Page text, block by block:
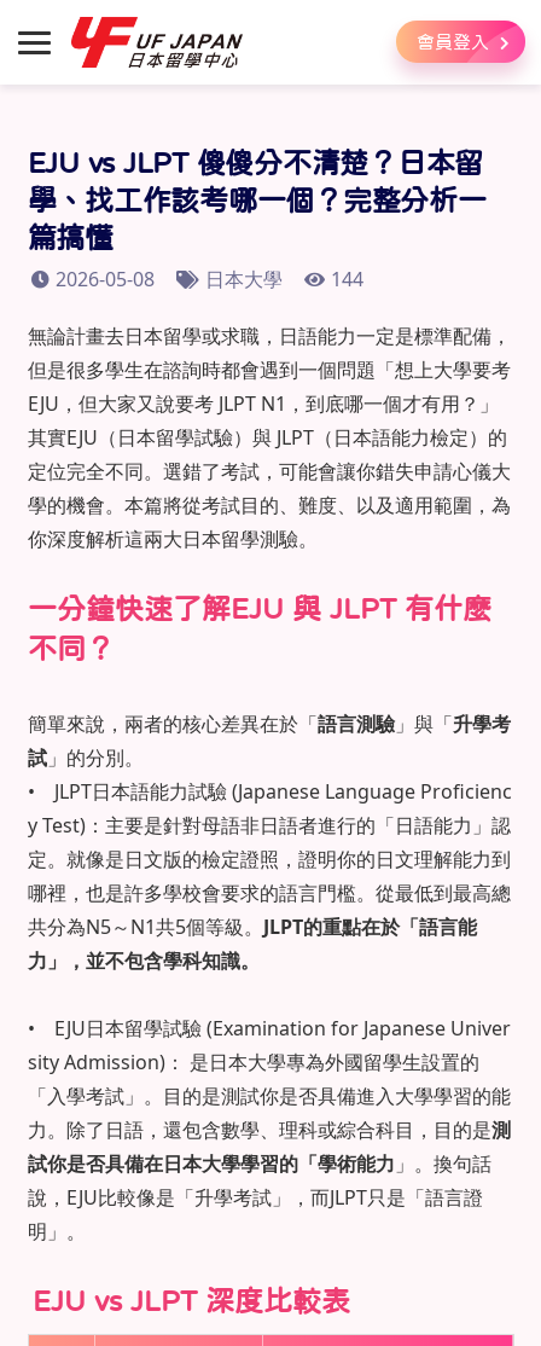
會員登入
EJU vs JLPT 傻傻分不清楚？日本留
學、找工作該考哪一個？完整分析一
篇搞懂
2026-05-08 日本大學 144
無論計畫去日本留學或求職，日語能力一定是標準配備，
但是很多學生在諮詢時都會遇到一個問題「想上大學要考
EJU，但大家又說要考 JLPT N1，到底哪一個才有用？」
其實EJU（日本留學試驗）與 JLPT（日本語能力檢定）的
定位完全不同。選錯了考試，可能會讓你錯失申請心儀大
學的機會。本篇將從考試目的、難度、以及適用範圍，為
你深度解析這兩大日本留學測驗。
一分鐘快速了解EJU 與 JLPT 有什麼
不同？
簡單來說，兩者的核心差異在於「語言測驗」與「升學考
試」的分別。
• JLPT日本語能力試驗 (Japanese Language Proficienc
y Test)：主要是針對母語非日語者進行的「日語能力」認
定。就像是日文版的檢定證照，證明你的日文理解能力到
哪裡，也是許多學校會要求的語言門檻。從最低到最高總
共分為N5～N1共5個等級。 JLPT的重點在於「語言能
力」，並不包含學科知識。
• EJU日本留學試驗 (Examination for Japanese Univer
sity Admission)： 是日本大學專為外國留學生設置的
「入學考試」。目的是測試你是否具備進入大學學習的能
力。除了日語，還包含數學、理科或綜合科目，目的是測
試你是否具備在日本大學學習的「學術能力 」。換句話
說，EJU比較像是「升學考試」，而JLPT只是「語言證
明」。
EJU vs JLPT 深度比較表